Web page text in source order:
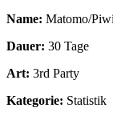
Name: Matomo/
Dauer: 30 Tage
Art: 3rd Party
Kategorie: Statistik